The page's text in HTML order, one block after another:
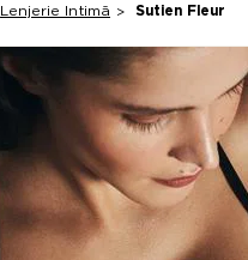
Lenjerie Intimă Sutien Fleur